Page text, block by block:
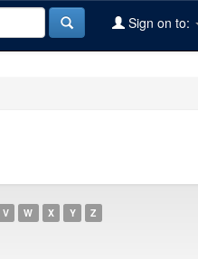
Sign on to:
V W X Y Z